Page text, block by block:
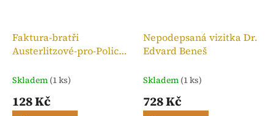
Faktura-bratři
Austerlitzové-pro-Police
Skladem (1 ks)
128 Kč
Nepodepsaná vizitka Dr.
Edvard Beneš
Skladem (1 ks)
728 Kč